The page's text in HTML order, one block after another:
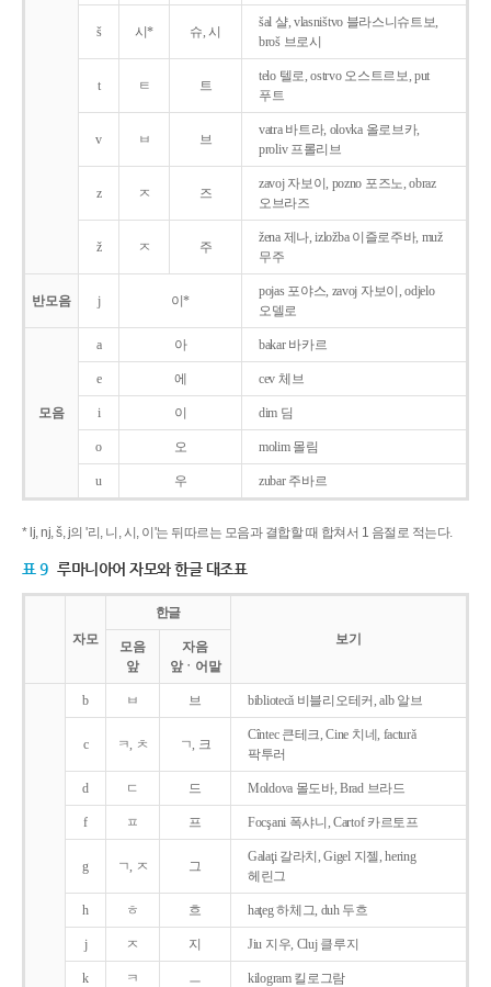
š 시* 슈, 시
šal 샬, vlasništvo 블라스니슈트보,
broš 브로시
t ㅌ 트
telo 텔로, ostrvo 오스트르보, put
푸트
v ㅂ 브
vatra 바트라, olovka 올로브카,
proliv 프롤리브
z ㅈ 즈
zavoj 자보이, pozno 포즈노, obraz
오브라즈
ž ㅈ 주
žena 제나, izložba 이즐로주바, muž
무주
반모음 j 이*
pojas 포야스, zavoj 자보이, odjelo
오델로
모음
a 아 bakar 바카르
e 에 cev 체브
i 이 dim 딤
o 오 molim 몰림
u 우 zubar 주바르
* lj, nj, š, j의 '리, 니, 시, 이'는 뒤따르는 모음과 결합할 때 합쳐서 1 음절로 적는다.
표 9 루마니아어 자모와 한글 대조표
자모
한글
보기
모음
앞
자음
앞ㆍ어말
b ㅂ 브 bibliotecǎ 비블리오테커, alb 알브
c ㅋ, ㅊ ㄱ, 크
Cîntec 큰테크, Cine 치네, facturǎ
팍투러
d ㄷ 드 Moldova 몰도바, Brad 브라드
f ㅍ 프 Focşani 폭샤니, Cartof 카르토프
g ㄱ, ㅈ 그
Galaţi 갈라치, Gigel 지젤, hering
헤린그
h ㅎ 흐 haţeg 하체그, duh 두흐
j ㅈ 지 Jiu 지우, Cluj 클루지
k ㅋ ㅡ kilogram 킬로그람